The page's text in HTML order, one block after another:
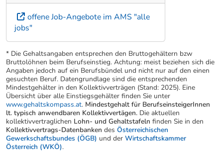
offene Job-Angebote im AMS "alle
jobs"
* Die Gehaltsangaben entsprechen den Bruttogehältern bzw
Bruttolöhnen beim Berufseinstieg. Achtung: meist beziehen sich die
Angaben jedoch auf ein Berufsbündel und nicht nur auf den einen
gesuchten Beruf. Datengrundlage sind die entsprechenden
Mindestgehälter in den Kollektivverträgen (Stand: 2025). Eine
Übersicht über alle Einstiegsgehälter finden Sie unter
www.gehaltskompass.at. Mindestgehalt für BerufseinsteigerInnen
lt. typisch anwendbaren Kollektivvertägen. Die aktuellen
kollektivvertraglichen Lohn- und Gehaltstafeln finden Sie in den
Kollektivvertrags-Datenbanken des Österreichischen
Gewerkschaftsbundes (ÖGB) und der Wirtschaftskammer
Österreich (WKÖ).